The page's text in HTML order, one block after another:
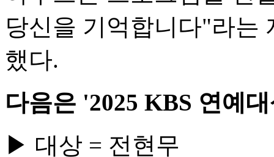
당신을 기억합니다"라는
했다.
다음은 '2025 KBS 연예
▶ 대상 = 전현무